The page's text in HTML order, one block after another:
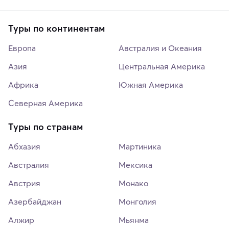
Туры по континентам
Европа
Азия
Африка
Северная Америка
Австралия и Океания
Центральная Америка
Южная Америка
Туры по странам
Абхазия
Австралия
Австрия
Азербайджан
Алжир
Мартиника
Мексика
Монако
Монголия
Мьянма